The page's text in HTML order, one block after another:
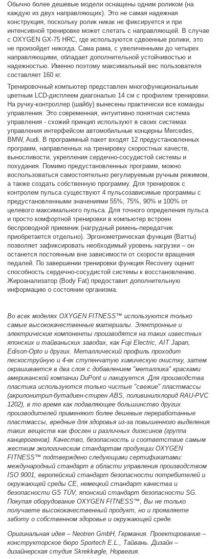
Обычно более дешевые модели оснащены одним роликом (на
каждую из двух направляющих). Это не самая надежная
конструкция, поскольку ролик никак не фиксируется и при
интенсивной тренировке может слетать с направляющей. В случае
с OXYGEN GX-75 HRC, где используются сдвоенные ролики, это
не произойдет никогда. Сама рама, с увеличенными до четырех
направляющими, обладает дополнительной устойчивостью и
надежностью. Именно поэтому максимальный вес пользователя
составляет 160 кг.
Тренировочный компьютер представлен многофункциональным
цветным LCD-дисплеем диагональю 14 см с профилем тренировки.
На ручку-контроллер (шайбу) вынесены практически все команды
управления. Это современная, интуитивно понятная система
управления - схожий принцип используют в своих системах
управления интерфейсом автомобильные концерны Mercedes,
BMW, Audi. В программный пакет входят 12 предустановленных
программ, направленных на тренировку скоростных качеств,
выносливости, укрепления сердечно-сосудистой системы и
похудания. Помимо предустановленных программ, можно
воспользоваться самостоятельно регулируемым ручным режимом,
а также создать собственную программу. Для тренировок с
контролем пульса существуют 4 пульсозависимые программы с
предустановленными значениями 55%, 75%, 90% и 100% от
целевого максимального пульса. Для точного определения пульса
и просто комфортной тренировки в компьютер встроен
беспроводной приемник (нагрудный ремень-передатчик
приобретается отдельно). Эргонометрическая функция (Ватты)
позволяет зафиксировать необходимый уровень нагрузки – он
останется постоянным вне зависимости от скорости вращения
педалей. По завершении тренировки функция Recovery оценит
способность сердечно-сосудистой системы к восстановлению.
Жироанализатор (Body Fat) предоставит дополнительную
информацию o состоянии организма.
Во всех моделях OXYGEN FITNESS™ используются только
самые высококачественные материалы. Электронные и
электрические компоненты производятся на таких известных
японских и тайваньских заводах, как Fuji Electric, AIT Japan,
Edison-Opto и других. Металлический профиль проходит
пескоструйную и 4-ех ступенчатую химическую очистку, затем
окрашивается в два слоя с добавлением "металлика" красками
американской компании DuPont и лакируется. Для производства
пластика используются только чистые "свежие" пластмассы
(акрилонитрил-бутадиен-стирен ABS, поливинилхлорид RAU-PVC
1202), в то время как подавляющее большинство других
производителей применяют более дешевые переработанные
пластмассы, вредные для здоровья из-за повышенного выделения
таких веществ как фосген и различных диоксинов (группа
канцерогенов). Качество, безопасность и соответствие самым
жестким экологическим стандартам продукции OXYGEN
FITNESS™ подтверждено следующими сертификатами:
международный стандарт в области управления производством
ISO 9001, европейский стандарт безопасности потребителей и
окружающей среды CE, немецкий стандарт качества и
безопасности GS TÜV, японский стандарт безопасности SG.
Покупая оборудование OXYGEN FITNESS™, Вы не только
получаете высококачественный продукт, но и проявляете
заботу о собственном здоровье и окружающей среде.
Оригинальная идея – Neotren GmbH, Германия. Проектирование –
конструкторское бюро Sportech E.L., Тайвань. Дизайн –
дизайнерская студия Skrekkøgle, Норвегия.